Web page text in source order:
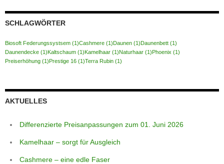
SCHLAGWÖRTER
Biosoft Federungssystsem (1)Cashmere (1)Daunen (1)Daunenbett (1)
Daunendecke (1)Kaltschaum (1)Kamelhaar (1)Naturhaar (1)Phoenix (1)
Preiserhöhung (1)Prestige 16 (1)Terra Rubin (1)
AKTUELLES
Differenzierte Preisanpassungen zum 01. Juni 2026
Kamelhaar – sorgt für Ausgleich
Cashmere – eine edle Faser